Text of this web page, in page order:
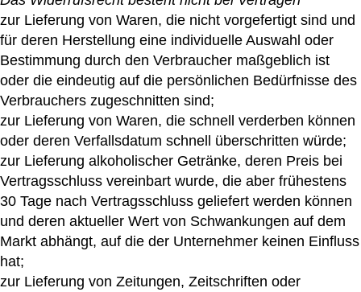
zur Lieferung von Waren, die nicht vorgefertigt sind und
für deren Herstellung eine individuelle Auswahl oder
Bestimmung durch den Verbraucher maßgeblich ist
oder die eindeutig auf die persönlichen Bedürfnisse des
Verbrauchers zugeschnitten sind;
zur Lieferung von Waren, die schnell verderben können
oder deren Verfallsdatum schnell überschritten würde;
zur Lieferung alkoholischer Getränke, deren Preis bei
Vertragsschluss vereinbart wurde, die aber frühestens
30 Tage nach Vertragsschluss geliefert werden können
und deren aktueller Wert von Schwankungen auf dem
Markt abhängt, auf die der Unternehmer keinen Einfluss
hat;
zur Lieferung von Zeitungen, Zeitschriften oder